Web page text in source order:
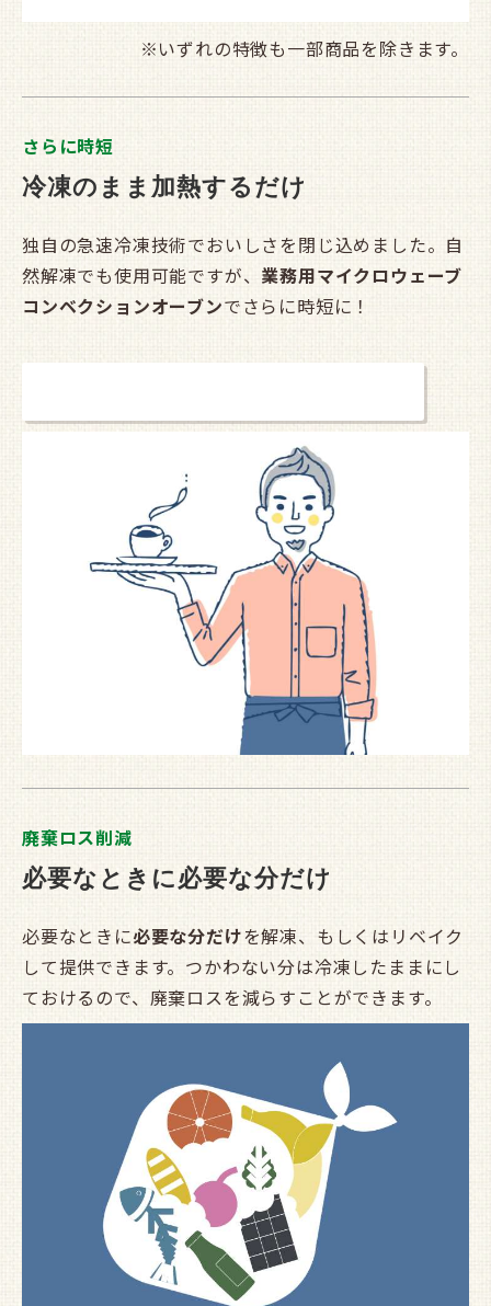
※いずれの特徴も一部商品を除きます。
さらに時短
冷凍のまま加熱するだけ
独自の急速冷凍技術でおいしさを閉じ込めました。自
然解凍でも使用可能ですが、 業務用マイクロウェーブ
コンベクションオーブンでさらに時短に！
廃棄ロス削減
必要なときに必要な分だけ
必要なときに必要な分だけを解凍、もしくはリベイク
して提供できます。つかわない分は冷凍したままにし
ておけるので、廃棄ロスを減らすことができます。